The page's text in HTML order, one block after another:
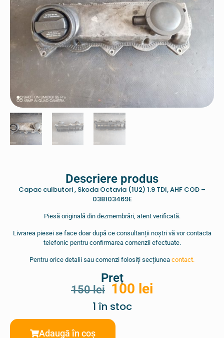
Descriere produs
Capac culbutori , Skoda Octavia (1U2) 1.9 TDI, AHF COD –
038103469E
Piesă originală din dezmembrări, atent verificată.
Livrarea piesei se face doar după ce consultanții noștri vă vor contacta
telefonic pentru confirmarea comenzii efectuate.
Pentru orice detalii sau comenzi folosiți secțiunea contact.
Preț
150lei 100 lei
1 în stoc
Adaugă în coș